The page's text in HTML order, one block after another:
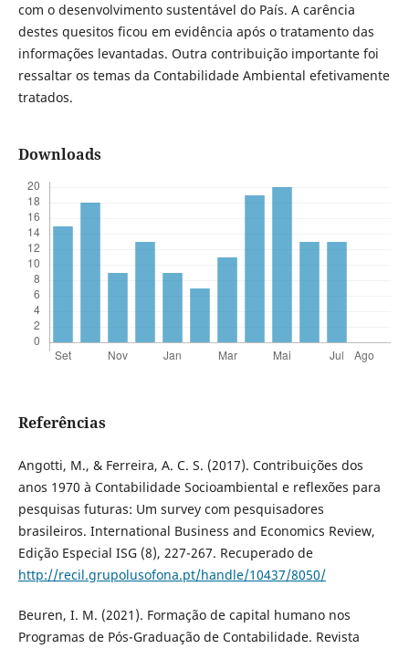
com o desenvolvimento sustentável do País. A carência
destes quesitos ficou em evidência após o tratamento das
informações levantadas. Outra contribuição importante foi
ressaltar os temas da Contabilidade Ambiental efetivamente
tratados.
Downloads
Referências
Angotti, M., & Ferreira, A. C. S. (2017). Contribuições dos
anos 1970 à Contabilidade Socioambiental e reflexões para
pesquisas futuras: Um survey com pesquisadores
brasileiros. International Business and Economics Review,
Edição Especial ISG (8), 227-267. Recuperado de
http://recil.grupolusofona.pt/handle/10437/8050/
Beuren, I. M. (2021). Formação de capital humano nos
Programas de Pós-Graduação de Contabilidade. Revista